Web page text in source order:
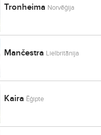
Tronheima Norvēģija
Mančestra Lielbritānija
Kaira Ēģipte